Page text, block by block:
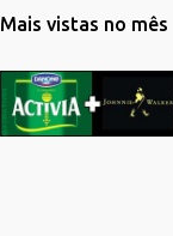
Mais vistas no mês